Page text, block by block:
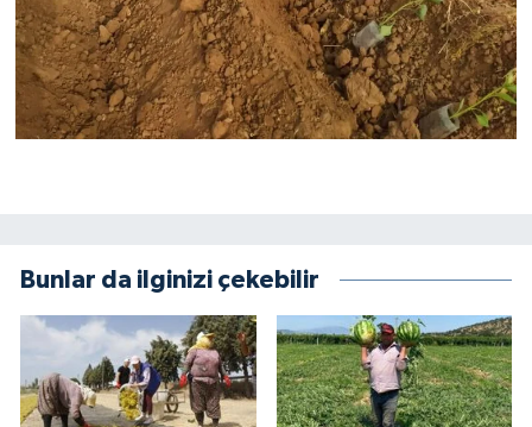
Bunlar da ilginizi çekebilir